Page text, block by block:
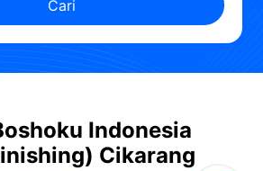
Cari
Indonesia
Cikarang